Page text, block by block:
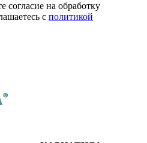
на обработку
с политикой